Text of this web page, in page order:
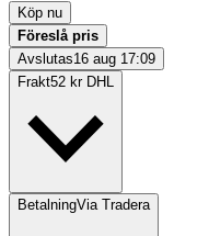
Köp nu
Föreslå pris
Avslutas16 aug 17:09
Frakt52 kr DHL
BetalningVia Tradera